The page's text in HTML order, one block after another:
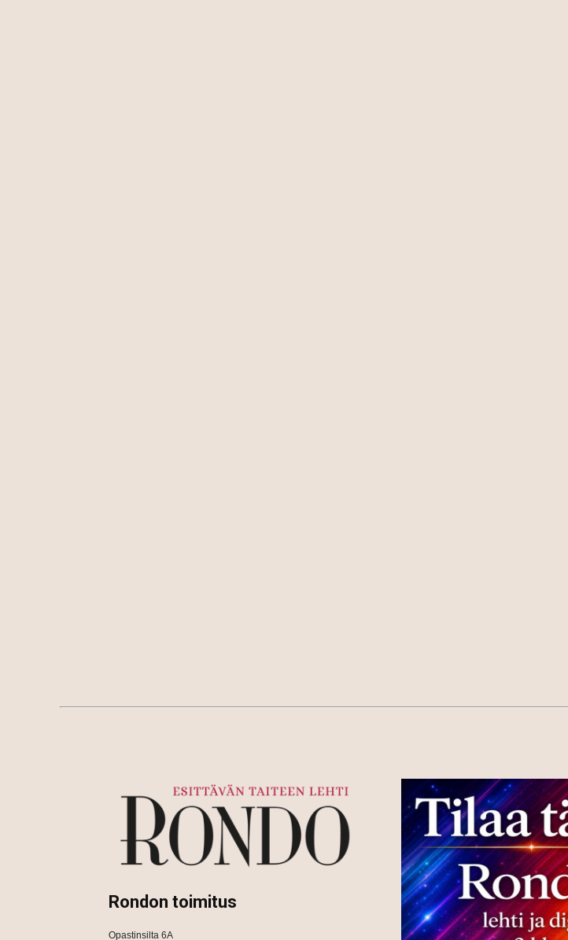
Rondon toimitus
Opastinsilta 6A